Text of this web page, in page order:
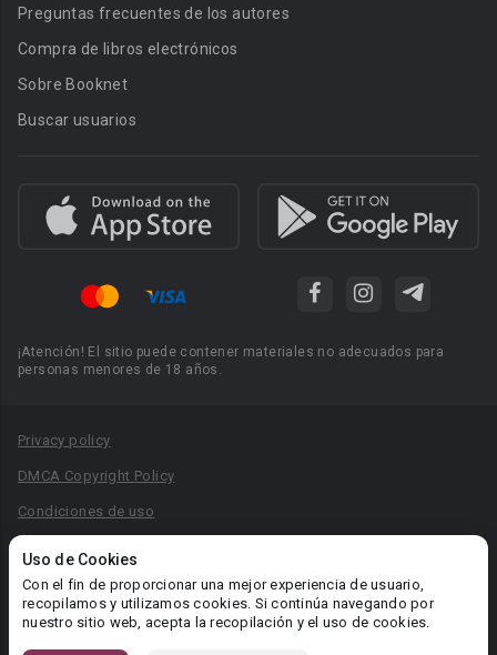
Uso de Cookies
Con el fin de proporcionar una mejor experiencia de usuario,
recopilamos y utilizamos cookies. Si continúa navegando por
nuestro sitio web, acepta la recopilación y el uso de cookies.
Preguntas frecuentes de los autores
Compra de libros electrónicos
Sobre Booknet
Buscar usuarios
¡Atención! El sitio puede contener materiales no adecuados para
personas menores de 18 años.
Privacy policy
DMCA Copyright Policy
Condiciones de uso
Reglas para la publicación de libros
Área RR.PP.: pr@booknet.com